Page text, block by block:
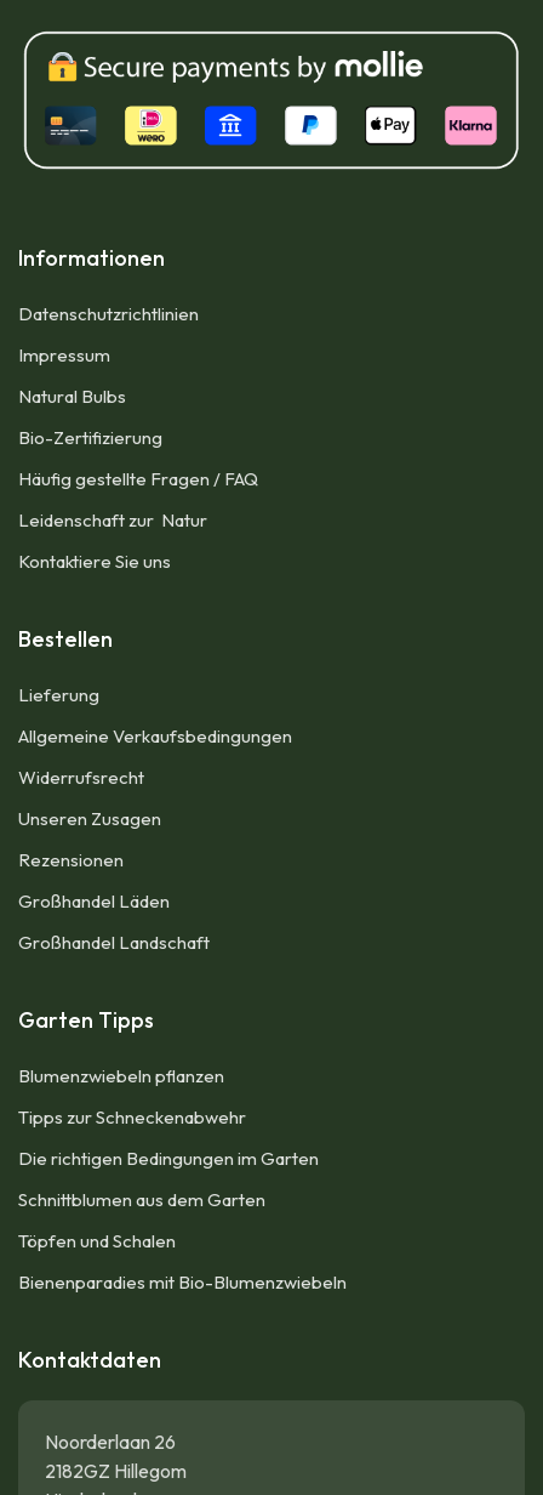
Informationen
Datenschutzrichtlinien
Impressum​
Natural Bulbs
Bio-Zertifizierung
Häufig gestellte Fragen / FAQ
Leidenschaft zur Natur
Kontaktiere Sie uns
Bestellen
Lieferung
Allgemeine Verkaufsbedingungen​
Widerrufsrecht
Unseren Zusagen
Rezensionen​
Großhandel Läden
Großhandel Landschaft
Garten Tipps
Blumenzwiebeln pflanzen
Tipps zur Schneckenabwehr
Die richtigen Bedingungen im Garten
Schnittblumen aus dem Garten
Töpfen und Schalen
Bienenparadies mit Bio-Blumenzwiebeln
Kontaktdaten
Noorderlaan 26
2182GZ Hillegom